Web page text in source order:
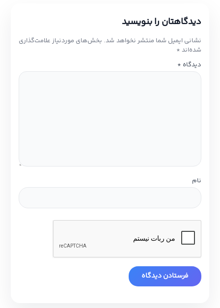
دیدگاهتان را بنویسید
نشانی ایمیل شما منتشر نخواهد شد. بخش‌های موردنیاز علامت‌گذاری
شده‌اند*
دیدگاه*